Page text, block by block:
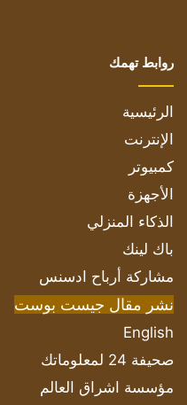
روابط تهمك
الرئيسية
الإنترنت
كمبيوتر
الأجهزة
الذكاء المنزلي
باك لينك
مشاركة أرباح ادسنس
نشر مقال جيست بوست
English
صحيفة 24 لمعلوماتك
مؤسسة اشراق العالم